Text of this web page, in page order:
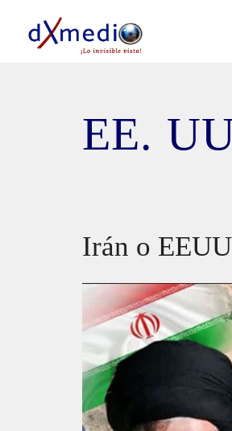
contenido
EE.
Irán o